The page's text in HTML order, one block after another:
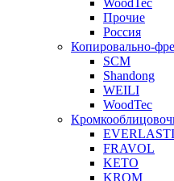
WoodTec
Прочие
Россия
Копировально-
SCM
Shandong
WEILI
WoodTec
FRAVOL
KETO
KROM